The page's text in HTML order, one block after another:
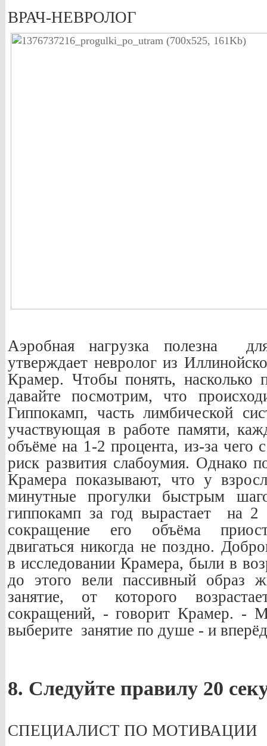
ВРАЧ-НЕВРОЛОГ
Аэробная нагрузка полезна
утверждает невролог из
Крамер. Чтобы понять, насколько
давайте посмотрим, что
Гиппокамп, часть лимбической
участвующая в работе памяти,
объёме на 1-2 процента, из-за чего
риск развития слабоумия. Однако
Крамера показывают, что у
минутные прогулки быстрым
гиппокамп за год вырастает на 2
сокращение его объёма
двигаться никогда не поздно.
в исследовании Крамера, были в
до этого вели пассивный образ
занятие, от которого
сокращений, - говорит Крамер. -
выберите занятие по душе - и
8. Следуйте правилу 20
СПЕЦИАЛИСТ ПО МОТИВАЦИИ